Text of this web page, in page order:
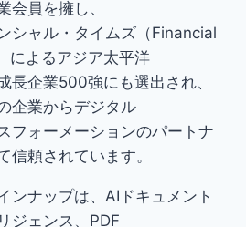
会員を擁し、
シャル・タイムズ（Financial
によるアジア太平洋
長企業500強にも選出され、
企業からデジタル
フォーメーションのパートナ
信頼されています。
ンナップは、AIドキュメント
ジェンス、PDF